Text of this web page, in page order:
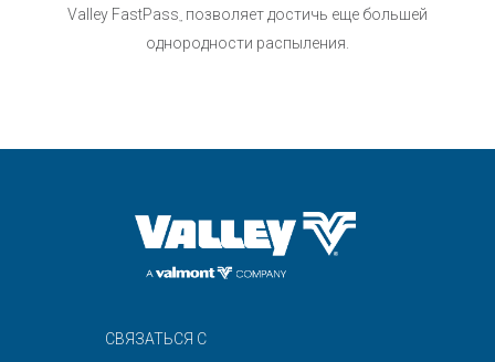
Valley FastPass™
позволяет достичь еще большей
однородности распыления.
СВЯЗАТЬСЯ С